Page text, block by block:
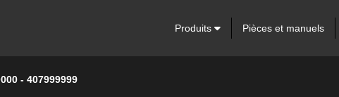
Produits Pièces et manuels
- 407999999